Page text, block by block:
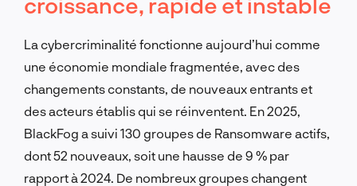
La cybercriminalité fonctionne aujourd’hui comme
une économie mondiale fragmentée, avec des
changements constants, de nouveaux entrants et
des acteurs établis qui se réinventent. En 2025,
BlackFog a suivi 130 groupes de Ransomware actifs,
dont 52 nouveaux, soit une hausse de 9 % par
rapport à 2024. De nombreux groupes changent